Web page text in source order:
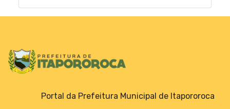
Portal da Prefeitura Municipal de Itapororoca